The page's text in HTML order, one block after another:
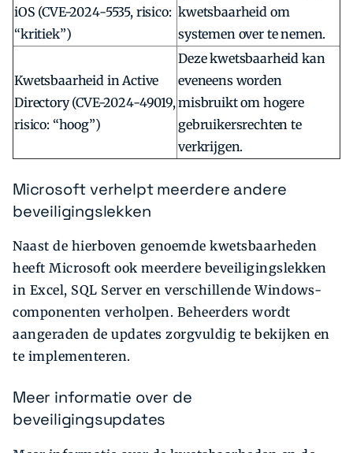
iOS (CVE-2024-5535, risico:
“kritiek”)
kwetsbaarheid om
systemen over te nemen.
Kwetsbaarheid in Active
Directory (CVE-2024-49019,
risico: “hoog”)
Deze kwetsbaarheid kan
eveneens worden
misbruikt om hogere
gebruikersrechten te
verkrijgen.
Microsoft verhelpt meerdere andere
beveiligingslekken
Naast de hierboven genoemde kwetsbaarheden
heeft Microsoft ook meerdere beveiligingslekken
in Excel, SQL Server en verschillende Windows-
componenten verholpen. Beheerders wordt
aangeraden de updates zorgvuldig te bekijken en
te implementeren.
Meer informatie over de
beveiligingsupdates